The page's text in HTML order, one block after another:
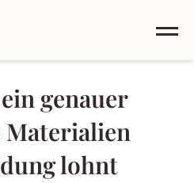
genauer
Materialien
lohnt